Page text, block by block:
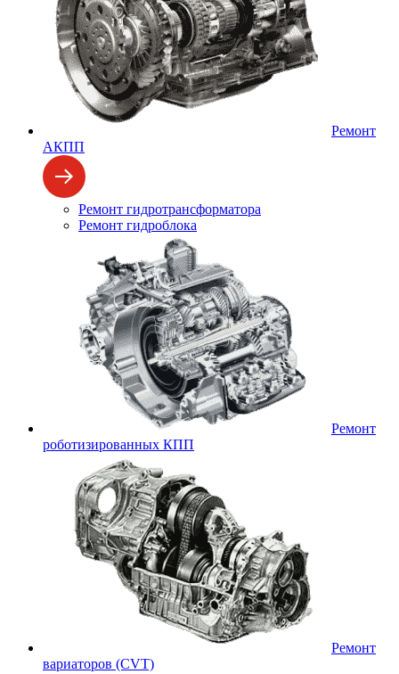
Ремонт
АКПП
Ремонт гидротрансформатора
Ремонт гидроблока
Ремонт
роботизированных КПП
Ремонт
вариаторов (CVT)